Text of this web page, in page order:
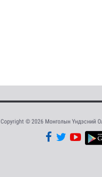
Copyright © 2026 Монголын Үндэсний